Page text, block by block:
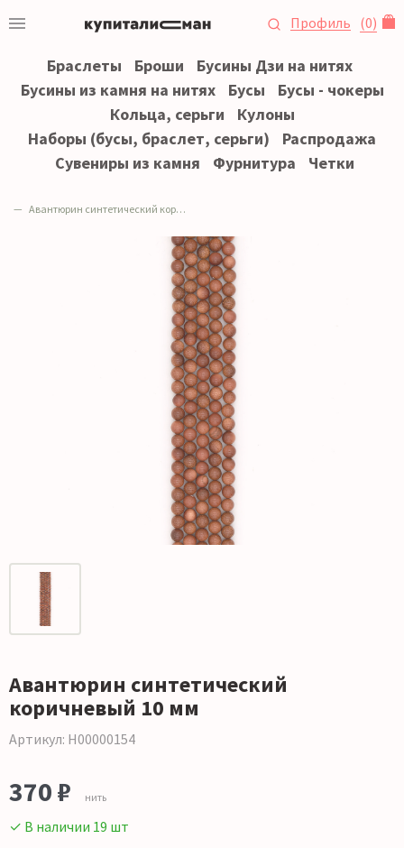
Профиль (0)
Браслеты Броши
Бусины Дзи на нитях
Бусины из камня на нитях
Бусы
Бусы - чокеры
Кольца, серьги
Кулоны
Наборы (бусы, браслет, серьги)
Распродажа
Сувениры из камня
Фурнитура Четки
Авантюрин синтетический коричневый
Авантюрин синтетический
коричневый 10 мм
Артикул: Н00000154
370 ₽ нить
✓ В наличии 19 шт